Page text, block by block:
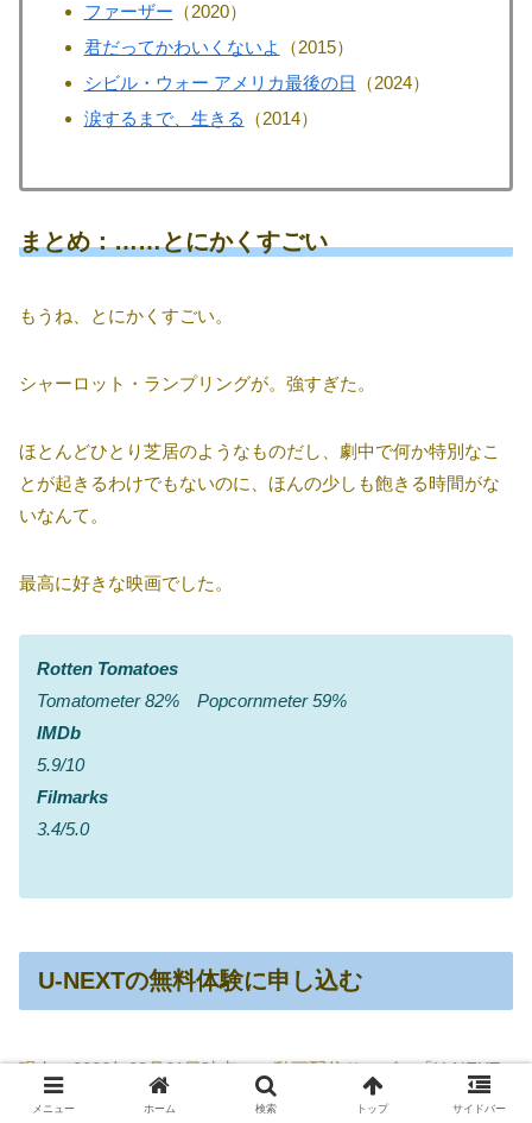
ファーザー （2020）
君だってかわいくないよ
（2015）
シビル・ウォー アメリカ最後の日 （2024）
涙するまで、生きる （2014）
まとめ：……とにかくすごい
もうね、とにかくすごい。
シャーロット・ランプリングが。強すぎた。
ほとんどひとり芝居のようなものだし、劇中で何か特別なこ
とが起きるわけでもないのに、ほんの少しも飽きる時間がな
いなんて。
最高に好きな映画でした。
Rotten Tomatoes
Tomatometer 82% Popcornmeter 59%
IMDb
5.9/10
Filmarks
3.4/5.0
U-NEXTの無料体験に申し込む
現在（2026年08月01日時点）、動画配信サービス「U-NEXT
」では
31日間の無料トライアル期間 が設けられています。気
メニュー ホーム 検索 トップ サイドバー